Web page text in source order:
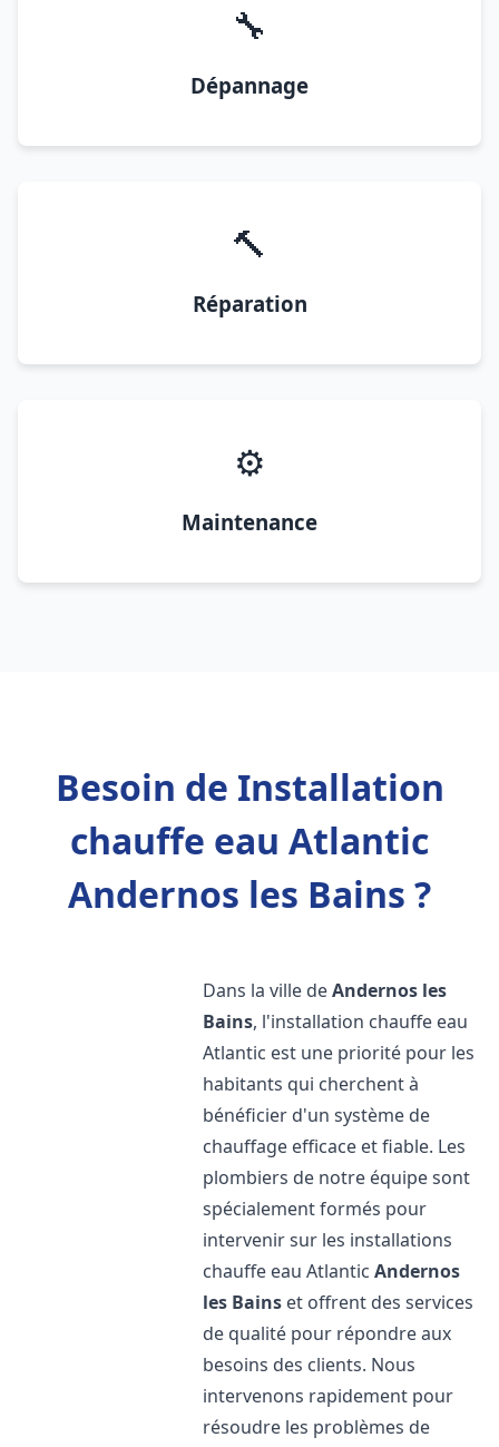
🔧
Dépannage
🔨
Réparation
⚙️
Maintenance
Besoin de Installation
chauffe eau Atlantic
Andernos les Bains ?
Dans la ville deAndernos les
Bains, l'installation chauffe eau
Atlantic est une priorité pour les
habitants qui cherchent à
bénéficier d'un système de
chauffage efficace et fiable. Les
plombiers de notre équipe sont
spécialement formés pour
intervenir sur les installations
chauffe eau AtlanticAndernos
les Bains et offrent des services
de qualité pour répondre aux
besoins des clients. Nous
intervenons rapidement pour
résoudre les problèmes de